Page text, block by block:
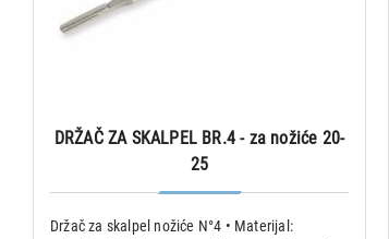
DRŽAČ ZA SKALPEL BR.4 - za nožiće 20-
25
Držač za skalpel nožiće N°4 • Materijal: